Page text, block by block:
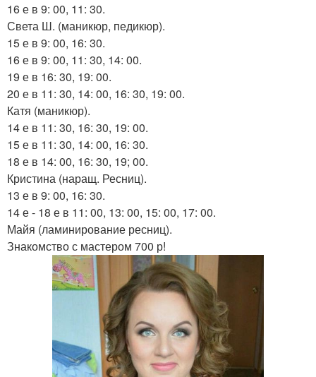
16 е в 9: 00, 11: 30.
Света Ш. (маникюр, педикюр).
15 е в 9: 00, 16: 30.
16 е в 9: 00, 11: 30, 14: 00.
19 е в 16: 30, 19: 00.
20 е в 11: 30, 14: 00, 16: 30, 19: 00.
Катя (маникюр).
14 е в 11: 30, 16: 30, 19: 00.
15 е в 11: 30, 14: 00, 16: 30.
18 е в 14: 00, 16: 30, 19; 00.
Кристина (наращ. Ресниц).
13 е в 9: 00, 16: 30.
14 е - 18 е в 11: 00, 13: 00, 15: 00, 17: 00.
Майя (ламинирование ресниц).
Знакомство с мастером 700 р!